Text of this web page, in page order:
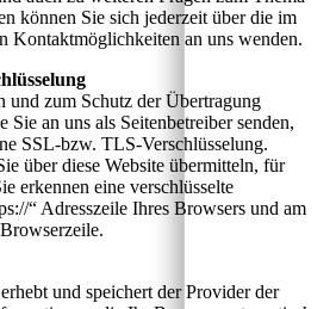
können Sie sich jederzeit über die im
Kontaktmöglichkeiten an uns wenden.
und zum Schutz der Übertragung
Sie an uns als Seitenbetreiber senden,
SSL-bzw. TLS-Verschlüsselung.
über diese Website übermitteln, für
erkennen eine verschlüsselte
“ Adresszeile Ihres Browsers und am
und speichert der Provider der